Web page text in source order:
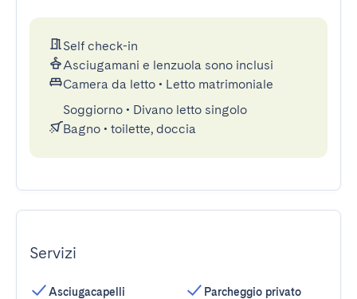
Self check-in
Asciugamani e lenzuola sono inclusi
Camera da letto • Letto matrimoniale
Soggiorno • Divano letto singolo
Bagno • toilette, doccia
Servizi
Asciugacapelli
Parcheggio privato